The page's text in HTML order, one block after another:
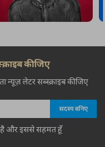
कीजिए
न्यूज़ लेटर सब्स्क्राइब कीजिए
और इससे सहमत हूँ